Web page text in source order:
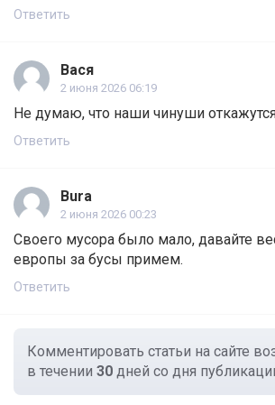
Ответить
Вася
2 июня 2026 06:19
Не думаю, что наши чинуши
Ответить
Bura
2 июня 2026 00:23
Своего мусора было мало, давайте
европы за бусы примем.
Ответить
Комментировать статьи на сайте
в течении 30 дней со дня